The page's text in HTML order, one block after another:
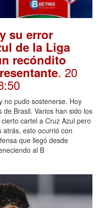
su error
de la Liga
recóndito
. 20
no pudo sostenerse. Hoy
Brasil. Varios han sido los
cartel a Cruz Azul pero
atrás, esto ocurrió con
que llegó desde
al B